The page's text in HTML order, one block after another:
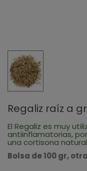
Regaliz raíz a
El Regaliz es muy
antiinflamatorias,
una cortisona
Bolsa de 100 gr,